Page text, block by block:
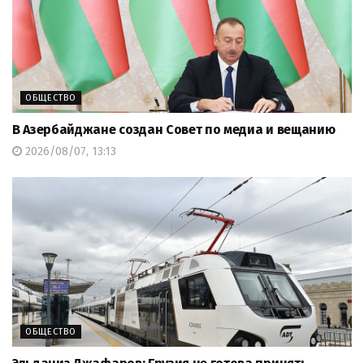
ОБЩЕСТВО
В Азербайджане создан Совет по медиа и вещанию
2026/08/07, 13:13
ОБЩЕСТВО